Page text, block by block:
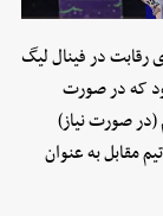
رقابت در فینال لیگ
که در صورت
و سوم (در صورت نیاز)
مقابل به عنوان